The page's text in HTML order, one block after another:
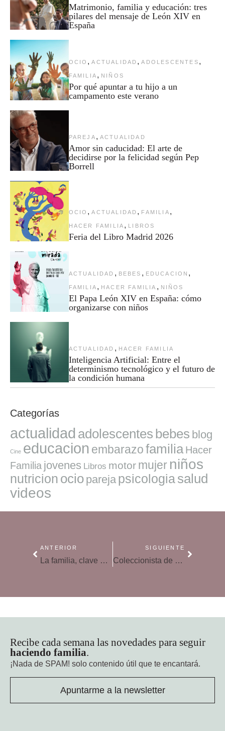
Matrimonio, familia y educación: tres
pilares del mensaje de León XIV en
España
OCIO , ACTUALIDAD , ADOLESCENTES ,
FAMILIA , NIÑOS
Por qué apuntar a tu hijo a un
campamento este verano
PAREJA , ACTUALIDAD
Amor sin caducidad: El arte de
decidirse por la felicidad según Pep
Borrell
OCIO , ACTUALIDAD , FAMILIA ,
HACER FAMILIA , LIBROS
Feria del Libro Madrid 2026
ACTUALIDAD , BEBES , EDUCACION ,
FAMILIA , HACER FAMILIA , NIÑOS
El Papa León XIV en España: cómo
organizarse con niños
ACTUALIDAD , HACER FAMILIA
Inteligencia Artificial: Entre el
determinismo tecnológico y el futuro de
la condición humana
Categorías
actualidad adolescentes bebes blog
Cine educacion embarazofamilia Hacer
Familia jovenes Libros motor mujer niños
nutricion ocio pareja psicologiasalud
videos
ANTERIOR
La familia, clave en una buena educación nutricional
SIGUIENTE
Coleccionista de buenos ratos
Recibe cada semana las novedades para seguir
haciendo familia.
¡Nada de SPAM! solo contenido útil que te encantará.
Apuntarme a la newsletter